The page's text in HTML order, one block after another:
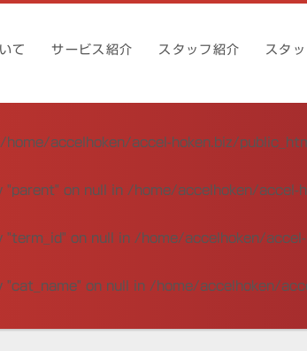
て サービス紹介 スタッフ紹介 スタ
/home/accelhoken/accel-hoken.biz/
on null in /home/accelhoken/accel-
on null in /home/accelhoken/
on null in /home/accelhoken/